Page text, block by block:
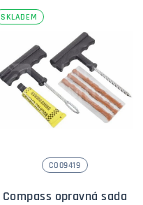
SKLADEM
CO09419
Compass opravná sada